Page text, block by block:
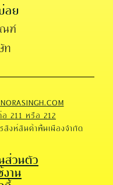
อย
ณฑ์
ท
ส่วนตัว
งาน
211 หรือ 212
งห์สินค้าพื้นเมืองจำกัด